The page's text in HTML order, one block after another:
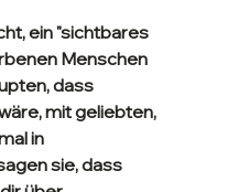
ein "sichtbares
Menschen
dass
mit geliebten,
in
sie, dass